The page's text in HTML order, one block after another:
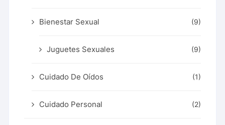
Bienestar Sexual (9)
Juguetes Sexuales (9)
Cuidado De Oídos (1)
Cuidado Personal (2)